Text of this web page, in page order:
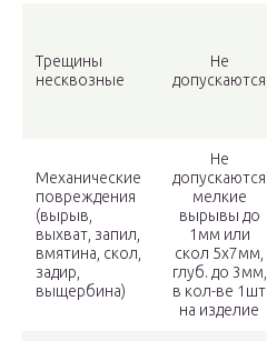
Трещины
несквозные
Не
допускаются
Механические
повреждения
(вырыв,
выхват, запил,
вмятина, скол,
задир,
выщербина)
Не
допускаются
мелкие
вырывы до
1мм или
скол 5х7мм,
глуб. до 3мм,
в кол-ве 1шт
на изделие